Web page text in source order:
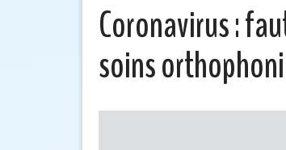
Coronavirus :
soins